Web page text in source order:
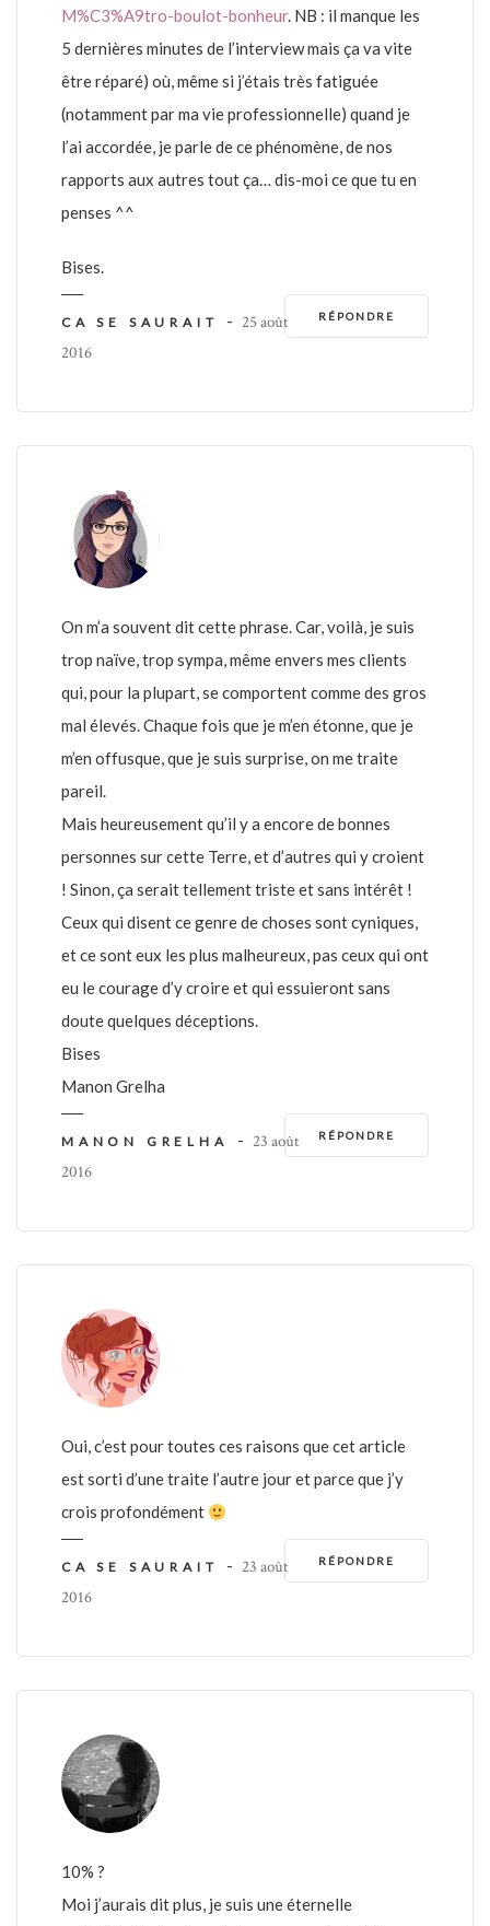
M%C3%A9tro-boulot-bonheur. NB : il manque les
5 dernières minutes de l’interview mais ça va vite
être réparé) où, même si j’étais très fatiguée
(notamment par ma vie professionnelle) quand je
l’ai accordée, je parle de ce phénomène, de nos
rapports aux autres tout ça… dis-moi ce que tu en
penses ^^
Bises.
RÉPONDRE
CA SE SAURAIT - 25 août
2016
On m’a souvent dit cette phrase. Car, voilà, je suis
trop naïve, trop sympa, même envers mes clients
qui, pour la plupart, se comportent comme des gros
mal élevés. Chaque fois que je m’en étonne, que je
m’en offusque, que je suis surprise, on me traite
pareil.
Mais heureusement qu’il y a encore de bonnes
personnes sur cette Terre, et d’autres qui y croient
! Sinon, ça serait tellement triste et sans intérêt !
Ceux qui disent ce genre de choses sont cyniques,
et ce sont eux les plus malheureux, pas ceux qui ont
eu le courage d’y croire et qui essuieront sans
doute quelques déceptions.
Bises
Manon Grelha
RÉPONDRE
MANON GRELHA - 23 août
2016
Oui, c’est pour toutes ces raisons que cet article
est sorti d’une traite l’autre jour et parce que j’y
crois profondément
RÉPONDRE
CA SE SAURAIT - 23 août
2016
10% ?
Moi j’aurais dit plus, je suis une éternelle